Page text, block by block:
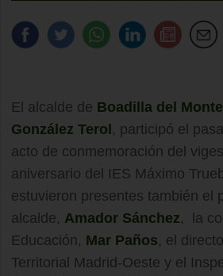
El alcalde de Boadilla del Monte
González Terol , participó el
acto de conmemoración del
aniversario del IES Máximo
estuvieron presentes también el
alcalde, Amador Sánchez, la
Educación, Mar Paños, el
Territorial Madrid-Oeste y el